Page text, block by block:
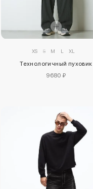
XS S M L XL
Технологичный пуховик
9680 ₽